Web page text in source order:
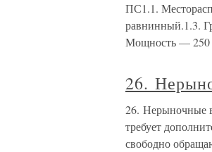
ПС1.1.
равнинный.1.3.
Мощность —
26.
26. Нерыночные
требует
свободно